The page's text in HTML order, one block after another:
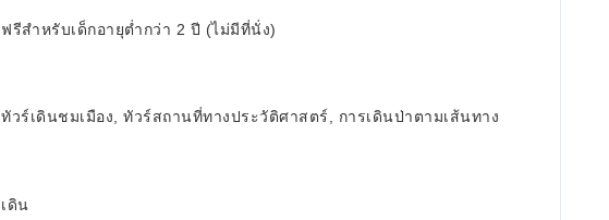
ฟรีสำหรับเด็กอายุต่ำกว่า 2 ปี (ไม่มีที่นั่ง)
ทัวร์เดินชมเมือง, ทัวร์สถานที่ทางประวัติศาสตร์, การเดินป่าตามเส้นทาง
เดิน